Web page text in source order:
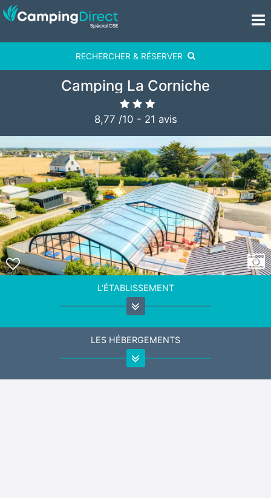
RECHERCHER & RÉSERVER
Camping La Corniche
8,77 /10 - 21 avis
L'ÉTABLISSEMENT
LES HÉBERGEMENTS